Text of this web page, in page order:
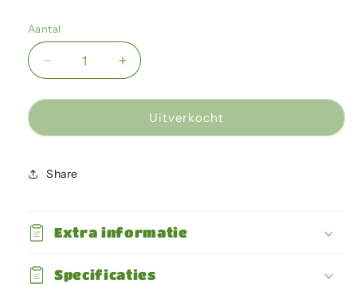
Aantal
Aantal
verlagen
voor
-
old
Aantal
verhogen
voor
Reptofood
-
Uitverkocht
Share
Extra informatie
Specificaties